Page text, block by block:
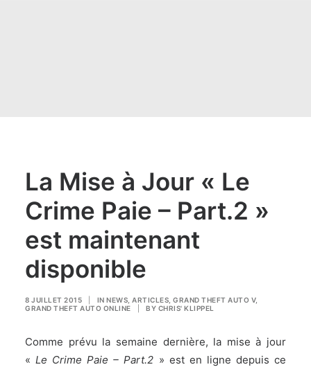
La Mise à Jour « Le
Crime Paie – Part.2 »
est maintenant
disponible
8 JUILLET 2015 IN NEWS ARTICLES GRAND THEFT AUTO V,
GRAND THEFT AUTO ONLINE
BY CHRIS' KLIPPEL
Comme prévu la semaine dernière, la mise à jour
«Le Crime Paie – Part.2 » est en ligne depuis ce